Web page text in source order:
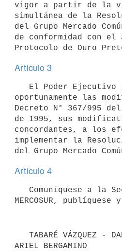
vigor a partir de la
simultánea de la
del Grupo Mercado
de conformidad con
Artículo 3
oportunamente las
Decreto N° 367/995
de 1995, sus
concordantes, a los
implementar la
Artículo 4
MERCOSUR,
ARIEL BERGAMINO